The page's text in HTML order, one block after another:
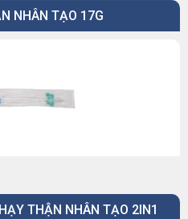
NHÂN TẠO 17G
THẬN NHÂN TẠO 2IN1